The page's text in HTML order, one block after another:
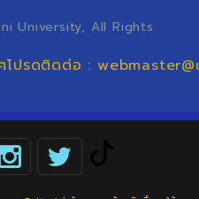
University, All Rights
โปรดติดต่อ :